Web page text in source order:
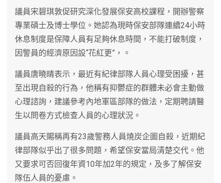
議員宋碧琪敦促研究深化發展保安高校課程，開辦警察
專業碩士及博士學位。她認為現時保安部隊連續24小時
休息制度是保障人員有足夠休息時間，不能打破制度，
因警員的經濟原因設“花紅更”，。
議員唐曉晴表示，最近有紀律部隊人員心理受困擾，甚
至出現自殺的行為，他稱有抑鬱症的群體未必會主動做
心理諮詢，建議參考內地軍區部隊的做法，定期聘請醫
生以問卷方式檢查人員的心理狀況。
議員高天賜稱再有23歲警務人員燒炭企圖自殺，近期紀
律部隊似乎出了很多問題，希望保安當局清楚交代。他
又要求可否回復年資10年加2年的規定，及多了解保安
隊伍人員的憂慮。